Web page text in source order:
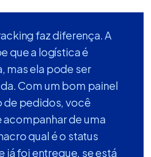
faz diferença. A
que a logística é
mas ela pode ser
Com um bom painel
de pedidos, você
acompanhar de uma
qual é o status
já foi entregue, se está